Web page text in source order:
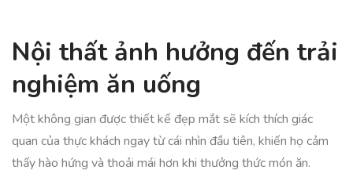
Nội thất ảnh hưởng đến trải
nghiệm ăn uống
Một không gian được thiết kế đẹp mắt sẽ kích thích giác
quan của thực khách ngay từ cái nhìn đầu tiên, khiến họ cảm
thấy hào hứng và thoải mái hơn khi thưởng thức món ăn.